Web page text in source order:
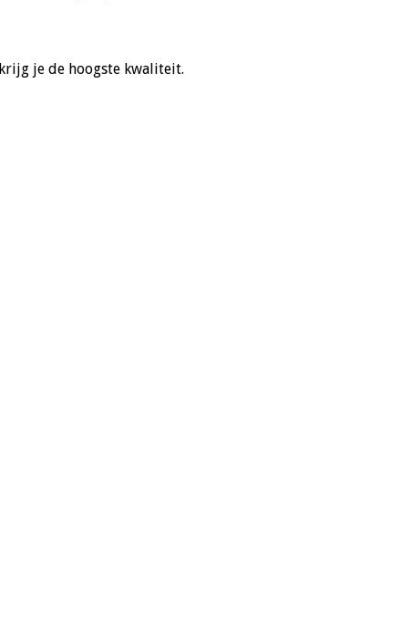
krijg je de hoogste kwaliteit.